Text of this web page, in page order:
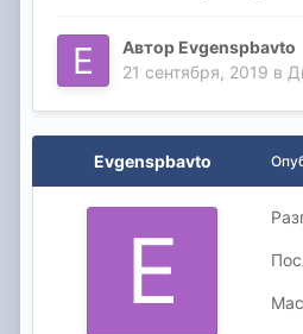
Автор Evgenspbavto
21 сентября, 2019 в
Evgenspbavto